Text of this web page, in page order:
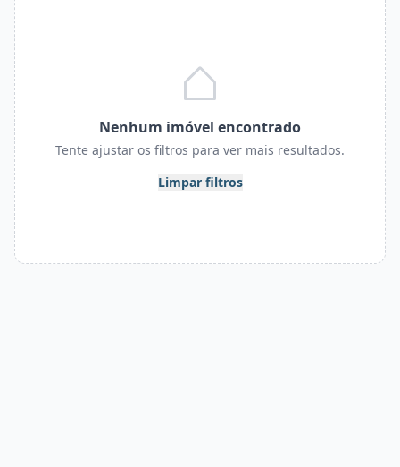
Nenhum imóvel encontrado
Tente ajustar os filtros para ver mais resultados.
Limpar filtros